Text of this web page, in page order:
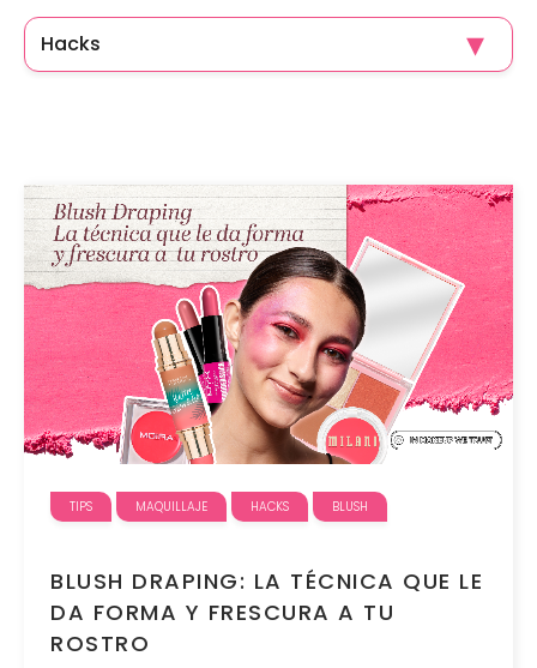
TIPS MAQUILLAJE HACKS BLUSH
BLUSH DRAPING: LA TÉCNICA QUE LE
DA FORMA Y FRESCURA A TU
ROSTRO